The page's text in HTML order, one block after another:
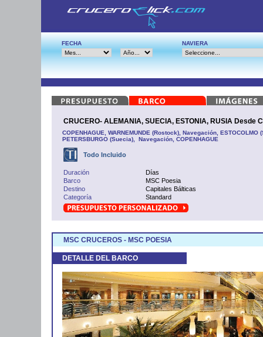
FECHA NAVIERA
CRUCERO- ALEMANIA, SUECIA, ESTONIA, RUSIA Desde
COPENHAGUE, WARNEMUNDE (Rostock), Navegación, ESTOCOLMO
PETERSBURGO (Suecia), Navegación, COPENHAGUE
Todo Incluido
Duración
Días
Barco
MSC Poesia
Destino
Capitales Bálticas
Categoría
Standard
MSC CRUCEROS - MSC POESIA
DETALLE DEL BARCO